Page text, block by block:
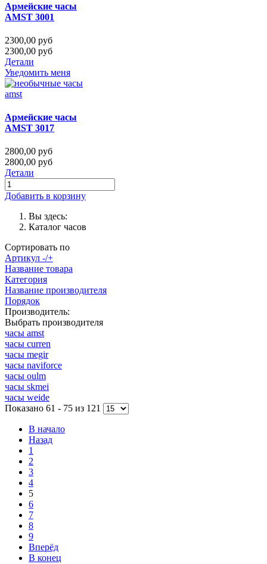
Армейские часы
AMST 3001
2300,00 руб
2300,00 руб
Детали
Уведомить меня
Армейские часы
AMST 3017
2800,00 руб
2800,00 руб
Детали
Добавить в корзину
Вы здесь:
Каталог часов
Сортировать по
Артикул -/+
Название товара
Категория
Название производителя
Порядок
Производитель:
Выбрать производителя
часы amst
часы curren
часы megir
часы naviforce
часы oulm
часы skmei
часы weide
Показано 61 - 75 из 121
В начало
Назад
1
2
3
4
5
6
7
8
9
Вперёд
В конец